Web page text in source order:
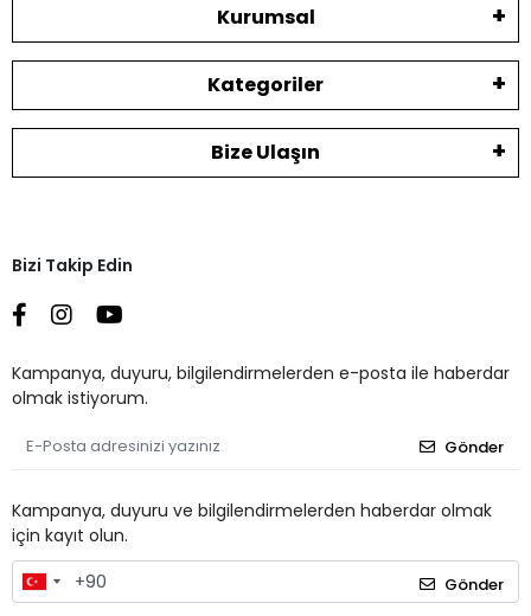
Kurumsal
Kategoriler
Bize Ulaşın
Bizi Takip Edin
Kampanya, duyuru, bilgilendirmelerden e-posta ile haberdar
olmak istiyorum.
Gönder
Kampanya, duyuru ve bilgilendirmelerden haberdar olmak
için kayıt olun.
Gönder